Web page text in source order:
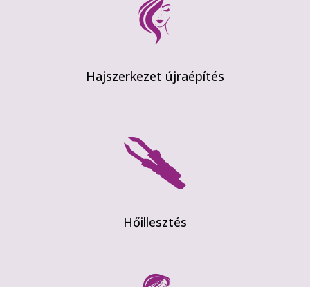
Hajszerkezet újraépítés
Hőillesztés